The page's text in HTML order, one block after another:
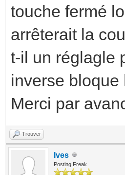
touche fermé
arrêterait la
t-il un réglagle
inverse bloque
Merci par
Trouver
Ives
Posting Freak